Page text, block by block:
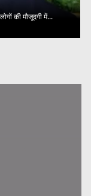
की मौजूदगी में...